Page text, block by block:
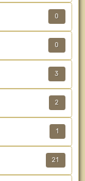
0
0
3
2
1
21